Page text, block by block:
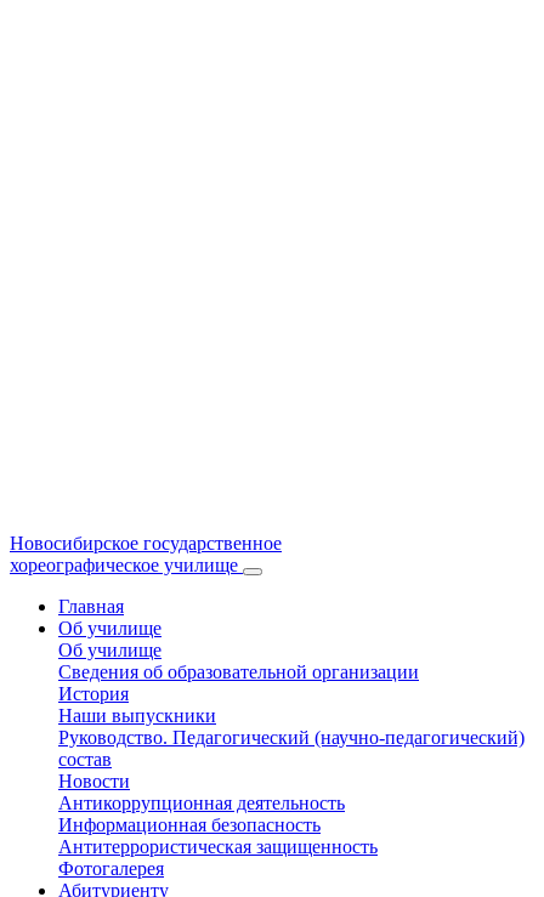
Новосибирское государственное
хореографическое училище
Главная
Об училище
Об училище
Сведения об образовательной организации
История
Наши выпускники
Руководство. Педагогический (научно-педагогический)
состав
Новости
Антикоррупционная деятельность
Информационная безопасность
Антитеррористическая защищенность
Фотогалерея
Абитуриенту